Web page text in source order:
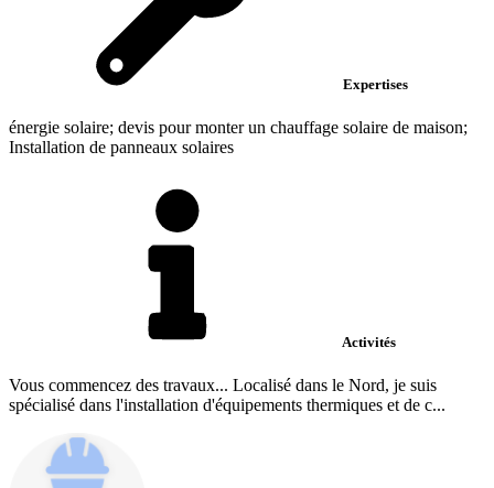
Expertises
énergie solaire; devis pour monter un chauffage solaire de maison;
Installation de panneaux solaires
Activités
Vous commencez des travaux... Localisé dans le Nord, je suis
spécialisé dans l'installation d'équipements thermiques et de c...